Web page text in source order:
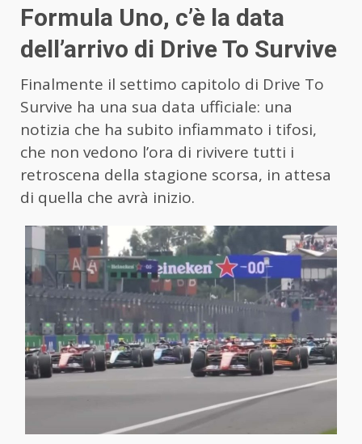
Formula Uno, c’è la data
dell’arrivo di Drive To Survive
Finalmente il settimo capitolo di Drive To
Survive ha una sua data ufficiale: una
notizia che ha subito infiammato i tifosi,
che non vedono l’ora di rivivere tutti i
retroscena della stagione scorsa, in attesa
di quella che avrà inizio.